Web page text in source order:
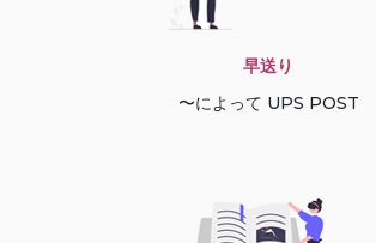
早送り
〜によって UPS POST